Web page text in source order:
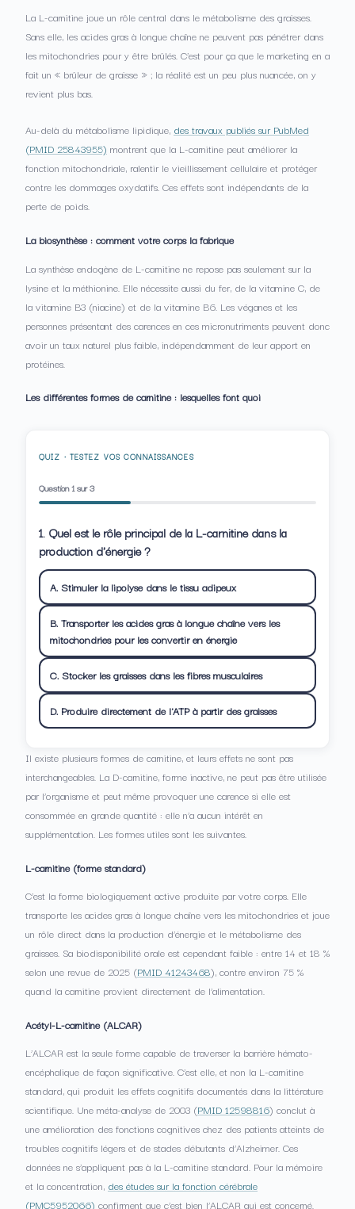
La L-carnitine joue un rôle central dans le métabolisme des graisses.
Sans elle, les acides gras à longue chaîne ne peuvent pas pénétrer dans
les mitochondries pour y être brûlés. C’est pour ça que le marketing en a
fait un « brûleur de graisse » ; la réalité est un peu plus nuancée, on y
revient plus bas.
Au-delà du métabolisme lipidique, des travaux publiés sur PubMed
(PMID 25843955) montrent que la L-carnitine peut améliorer la
fonction mitochondriale, ralentir le vieillissement cellulaire et protéger
contre les dommages oxydatifs. Ces effets sont indépendants de la
perte de poids.
La biosynthèse : comment votre corps la fabrique
La synthèse endogène de L-carnitine ne repose pas seulement sur la
lysine et la méthionine. Elle nécessite aussi du fer, de la vitamine C, de
la vitamine B3 (niacine) et de la vitamine B6. Les véganes et les
personnes présentant des carences en ces micronutriments peuvent donc
avoir un taux naturel plus faible, indépendamment de leur apport en
protéines.
Les différentes formes de carnitine : lesquelles font quoi
QUIZ · TESTEZ VOS CONNAISSANCES
Question1sur 3
1. Quel est le rôle principal de la L-carnitine dans la
production d'énergie ?
A. Stimuler la lipolyse dans le tissu adipeux
B. Transporter les acides gras à longue chaîne vers les
mitochondries pour les convertir en énergie
C. Stocker les graisses dans les fibres musculaires
D. Produire directement de l'ATP à partir des graisses
Il existe plusieurs formes de carnitine, et leurs effets ne sont pas
interchangeables. La D-carnitine, forme inactive, ne peut pas être utilisée
par l’organisme et peut même provoquer une carence si elle est
consommée en grande quantité : elle n’a aucun intérêt en
supplémentation. Les formes utiles sont les suivantes.
L-carnitine (forme standard)
C’est la forme biologiquement active produite par votre corps. Elle
transporte les acides gras à longue chaîne vers les mitochondries et joue
un rôle direct dans la production d’énergie et le métabolisme des
graisses. Sa biodisponibilité orale est cependant faible : entre 14 et 18 %
selon une revue de 2025 (PMID 41243468), contre environ 75 %
quand la carnitine provient directement de l’alimentation.
Acétyl-L-carnitine (ALCAR)
L’ALCAR est la seule forme capable de traverser la barrière hémato-
encéphalique de façon significative. C’est elle, et non la L-carnitine
standard, qui produit les effets cognitifs documentés dans la littérature
scientifique. Une méta-analyse de 2003 (PMID 12598816) conclut à
une amélioration des fonctions cognitives chez des patients atteints de
troubles cognitifs légers et de stades débutants d’Alzheimer. Ces
données ne s’appliquent pas à la L-carnitine standard. Pour la mémoire
et la concentration, des études sur la fonction cérébrale
(PMC5952066) confirment que c’est bien l’ALCAR qui est concerné.